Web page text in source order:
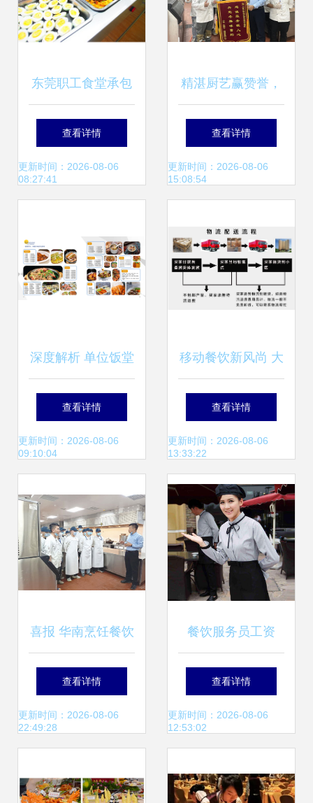
东莞职工食堂承包
服务指南 优质餐饮
助力企业发展
查看详情
更新时间：2026-08-06
08:27:41
精湛厨艺赢赞誉，
热情服务获锦旗 华
南烹饪餐饮服务团
查看详情
更新时间：2026-08-06
15:08:54
深度解析 单位饭堂
承包价格因素与合
理收费标杆——以
为例
查看详情
更新时间：2026-08-06
09:10:04
移动餐饮新风尚 大
型复古双层巴士餐
车，打造景点营地
的视觉盛宴
查看详情
更新时间：2026-08-06
13:33:22
喜报 华南烹饪餐饮
服务团荣获“青年文
明号”称号，树立行
查看详情
更新时间：2026-08-06
22:49:28
餐饮服务员工资
2800，为何还有不
少年轻人争着干？
查看详情
更新时间：2026-08-06
12:53:02